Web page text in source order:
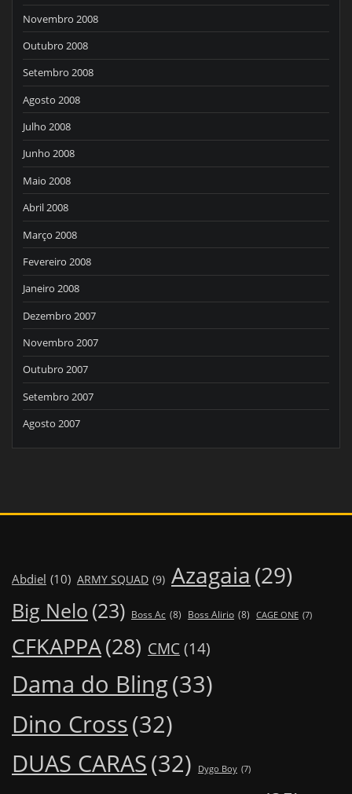
Novembro 2008
Outubro 2008
Setembro 2008
Agosto 2008
Julho 2008
Junho 2008
Maio 2008
Abril 2008
Março 2008
Fevereiro 2008
Janeiro 2008
Dezembro 2007
Novembro 2007
Outubro 2007
Setembro 2007
Agosto 2007
Abdiel (10) ARMY SQUAD (9) Azagaia (29)
Big Nelo (23) Boss Ac (8) Boss Alirio (8) CAGE ONE (7)
CFKAPPA(28) CMC (14)
Dama do Bling(33)
Dino Cross(32)
DUAS CARAS(32) Dygo Boy (7)